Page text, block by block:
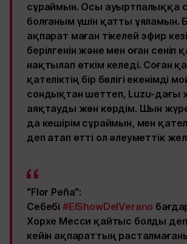
сұраймын. Осы ауыртпалыққа
болғаным үшін қатты ұяламын.
ақпарат маған тікелей эфир
берілгенін және мен оған сеніп
нақтылап өткім келеді. Соған
қателіктің бір бөлігі екенімді
сондықтан шеттеп, Luzu-
аяқтауды жөн көрдім. Шын
да кешірім сұраймын, мен
деп атап өтті ол әлеуметтік
"Flor Peña":
Себебі #ElShowDelVerano
Хорхе Месси қайтыс болды
кейін ақпараттың